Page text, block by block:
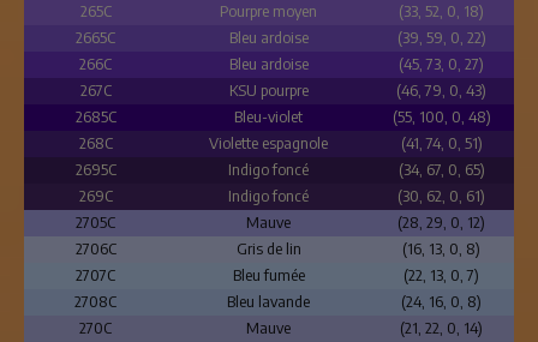
265C
Pourpre moyen
(33, 52, 0, 18)
2665C
Bleu ardoise
(39, 59, 0, 22)
266C
Bleu ardoise
(45, 73, 0, 27)
267C
KSU pourpre
(46, 79, 0, 43)
2685C
Bleu-violet
(55, 100, 0, 48)
268C
Violette espagnole
(41, 74, 0, 51)
2695C
Indigo foncé
(34, 67, 0, 65)
269C
Indigo foncé
(30, 62, 0, 61)
2705C
Mauve
(28, 29, 0, 12)
2706C
Gris de lin
(16, 13, 0, 8)
2707C
Bleu fumée
(22, 13, 0, 7)
2708C
Bleu lavande
(24, 16, 0, 8)
270C
Mauve
(21, 22, 0, 14)